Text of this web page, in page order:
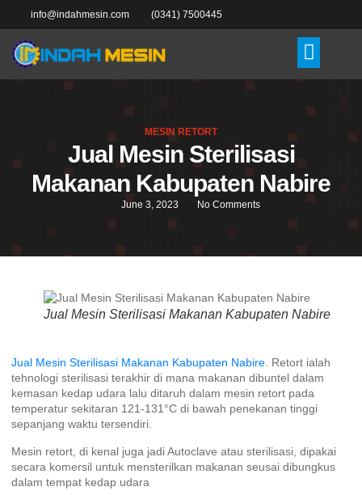
info@indahmesin.com (0341) 7500445
MESIN RETORT
Jual Mesin Sterilisasi
Makanan Kabupaten Nabire
June 3, 2023 No Comments
Jual Mesin Sterilisasi Makanan Kabupaten Nabire
Jual Mesin Sterilisasi Makanan Kabupaten Nabire. Retort ialah
tehnologi sterilisasi terakhir di mana makanan dibuntel dalam
kemasan kedap udara lalu ditaruh dalam mesin retort pada
temperatur sekitaran 121-131°C di bawah penekanan tinggi
sepanjang waktu tersendiri.
Mesin retort, di kenal juga jadi Autoclave atau sterilisasi, dipakai
secara komersil untuk mensterilkan makanan seusai dibungkus
dalam tempat kedap udara